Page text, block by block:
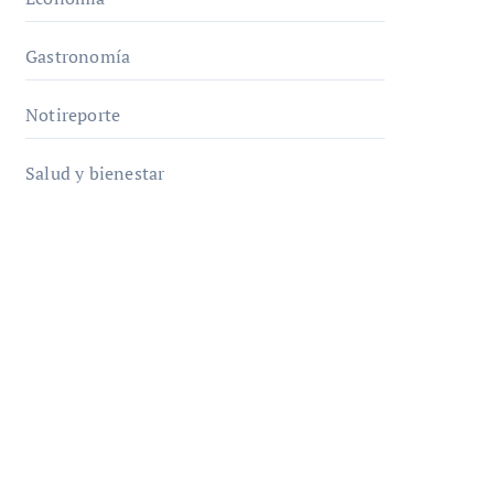
Gastronomía
Notireporte
Salud y bienestar